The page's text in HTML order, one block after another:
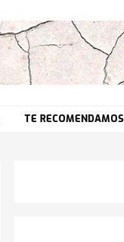
TE RECOMENDAMOS